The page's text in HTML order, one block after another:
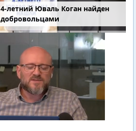
4-летний Юваль Коган найден
добровольцами